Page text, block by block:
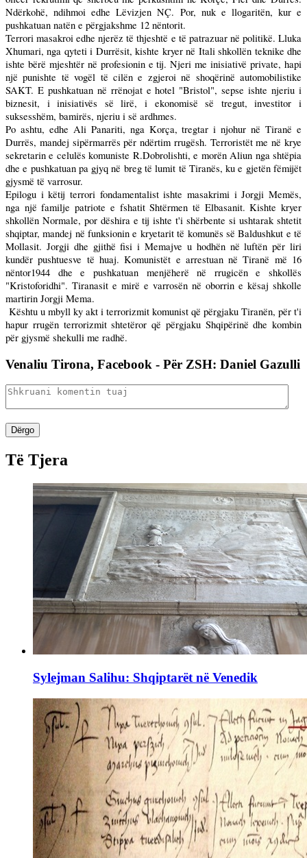
Ndërkohë, ndihmoi edhe Lëvizjen NÇ. Por, nuk e llogaritën, kur e
pushkatuan natën e përgjakshme 12 nëntorit.
Terrori masakroi edhe njerëz të thjeshtë e të patrazuar në politikë. Lluka
Xhumari, nga qyteti i Durrësit, kishte kryer në Itali shkollën teknike dhe
ishte bërë mjeshtër në profesionin e tij. Njeri me inisiativë private, hapi
një punishte të vogël të cilën e zgjeroi në shoqërinë automobilistike
SAKT. E pushkatuan në rrënojat e hotel "Bristol", sepse ishte njeriu i
biznesit, i inisiativës së lirë, i ekonomisë së tregut, investitor i
suksesshëm, bamirës, njeriu i së ardhmes.
Po ashtu, edhe Ali Panariti, nga Korça, tregtar i njohur në Tiranë e
Durrës, mandej sipërmarrës për ndërtim rrugësh. Terroristët me në krye
sekretarin e celulës komuniste R.Dobrolishti, e morën Aliun nga shtëpia
dhe e pushkatuan pa gjyq në breg të lumit të Tiranës, ku e gjetën fëmijët
gjysmë të varrosur.
Epilogu i këtij terrori fondamentalist ishte masakrimi i Jorgji Memës,
nga një familje patriote e fshatit Shtërmen të Elbasanit. Kishte kryer
shkollën Normale, por dëshira e tij ishte t'i shërbente si ushtarak shtetit
shqiptar, mandej në funksionin e kryetarit të komunës së Baldushkut e të
Mollasit. Jorgji dhe gjithë fisi i Memajve u hodhën në luftën për liri
kundër pushtuesve të huaj. Komunistët e arrestuan në Tiranë më 16
nëntor1944 dhe e pushkatuan menjëherë në rrugicën e shkollës
"Kristoforidhi". Tiranasit e mirë e varrosën në oborrin e kësaj shkolle
martirin Jorgji Mema.
Kështu u mbyll ky akt i terrorizmit komunist që përgjaku Tiranën, për t'i
hapur rrugën terrorizmit shtetëror që përgjaku Shqipërinë dhe kombin
për gjysmë shekulli me radhë.
Venaliu Tirona, Facebook - Për ZSH: Daniel Gazulli
Dërgo
Të Tjera
Sylejman Salihu: Shqiptarët në Venedik